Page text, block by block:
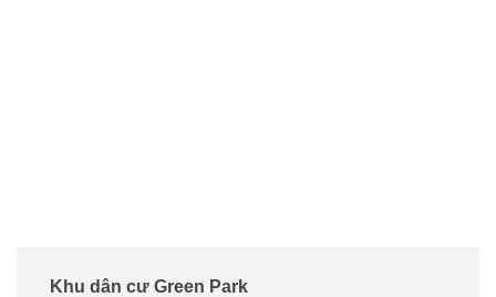
Khu dân cư Green Park